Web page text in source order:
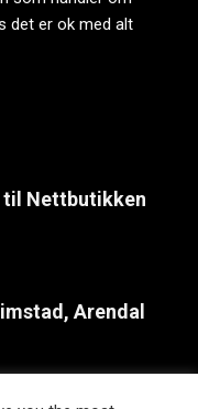
det er ok med alt
til Nettbutikken
Arendal